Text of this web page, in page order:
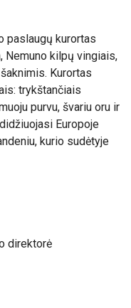
paslaugų kurortas
Nemuno kilpų vingiais,
Kurortas
trykštančiais
purvu, švariu oru ir
Europoje
kurio sudėtyje
direktorė